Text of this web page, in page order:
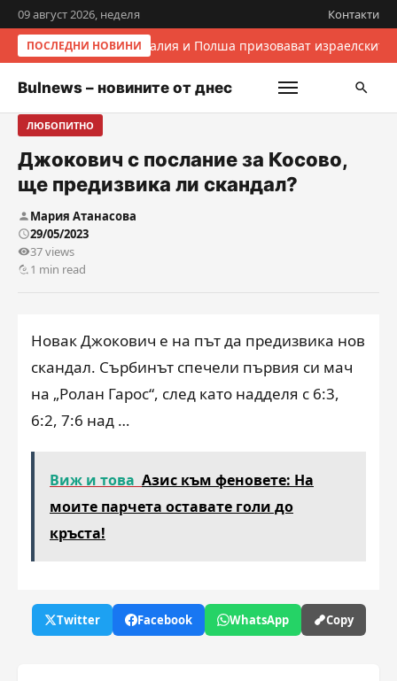
09 август 2026, неделя Контакти
ПОСЛЕДНИ НОВИНИИталия и Полша призовават
Bulnews – новините от днес
ЛЮБОПИТНО
Джокович с послание за Косово,
ще предизвика ли скандал?
Мария Атанасова
29/05/2023
37 views
1 min read
Новак Джокович е на път да предизвика нов
скандал. Сърбинът спечели първия си мач
на „Ролан Гарос“, след като надделя с 6:3,
6:2, 7:6 над …
Виж и това Азис към феновете: На
моите парчета оставате голи до
кръста!
Twitter Facebook WhatsApp Copy